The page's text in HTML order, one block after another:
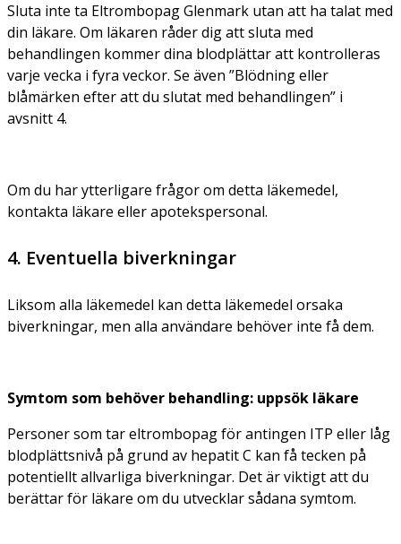
Sluta inte ta Eltrombopag Glenmark utan att ha talat med
din läkare. Om läkaren råder dig att sluta med
behandlingen kommer dina blodplättar att kontrolleras
varje vecka i fyra veckor. Se även ”Blödning eller
blåmärken efter att du slutat med behandlingen” i
avsnitt 4.
Om du har ytterligare frågor om detta läkemedel,
kontakta läkare eller apotekspersonal.
4. Eventuella biverkningar
Liksom alla läkemedel kan detta läkemedel orsaka
biverkningar, men alla användare behöver inte få dem.
Symtom som behöver behandling: uppsök läkare
Personer som tar eltrombopag för antingen ITP eller låg
blodplättsnivå på grund av hepatit C kan få tecken på
potentiellt allvarliga biverkningar. Det är viktigt att du
berättar för läkare om du utvecklar sådana symtom.